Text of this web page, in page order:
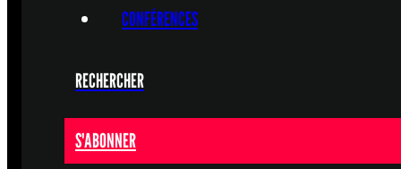
CONFÉRENCES
RECHERCHER
S'ABONNER